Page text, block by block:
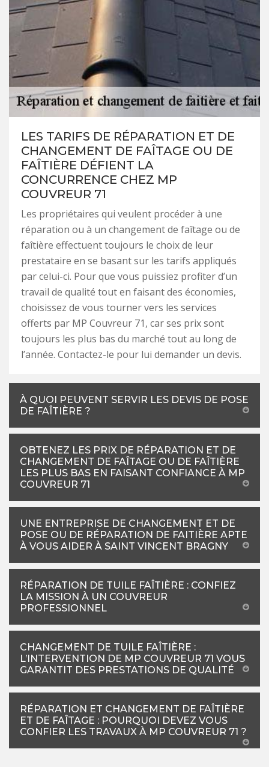
LES TARIFS DE RÉPARATION ET DE
CHANGEMENT DE FAÎTAGE OU DE
FAÎTIÈRE DÉFIENT LA
CONCURRENCE CHEZ MP
COUVREUR 71
Les propriétaires qui veulent procéder à une
réparation ou à un changement de faîtage ou de
faîtière effectuent toujours le choix de leur
prestataire en se basant sur les tarifs appliqués
par celui-ci. Pour que vous puissiez profiter d’un
travail de qualité tout en faisant des économies,
choisissez de vous tourner vers les services
offerts par MP Couvreur 71, car ses prix sont
toujours les plus bas du marché tout au long de
l’année. Contactez-le pour lui demander un devis.
À QUOI PEUVENT SERVIR LES DEVIS DE POSE
DE FAÎTIÈRE ?
OBTENEZ LES PRIX DE RÉPARATION ET DE
CHANGEMENT DE FAÎTAGE OU DE FAÎTIÈRE
LES PLUS BAS EN FAISANT CONFIANCE À MP
COUVREUR 71
UNE ENTREPRISE DE CHANGEMENT ET DE
POSE OU DE RÉPARATION DE FAITIÈRE APTE
À VOUS AIDER À SAINT VINCENT BRAGNY
RÉPARATION DE TUILE FAÎTIÈRE : CONFIEZ
LA MISSION À UN COUVREUR
PROFESSIONNEL
CHANGEMENT DE TUILE FAÎTIÈRE :
L’INTERVENTION DE MP COUVREUR 71 VOUS
GARANTIT DES PRESTATIONS DE QUALITÉ
RÉPARATION ET CHANGEMENT DE FAÎTIÈRE
ET DE FAÎTAGE : POURQUOI DEVEZ VOUS
CONFIER LES TRAVAUX À MP COUVREUR 71 ?